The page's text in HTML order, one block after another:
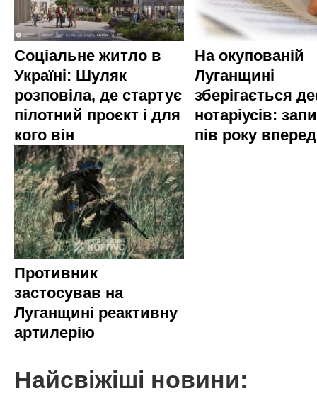
Соціальне житло в
Україні: Шуляк
розповіла, де стартує
пілотний проєкт і для
кого він
На окупованій
Луганщині
зберігається
нотаріусів:
пів року вперед
Противник
застосував на
Луганщині реактивну
артилерію
Найсвіжіші новини: